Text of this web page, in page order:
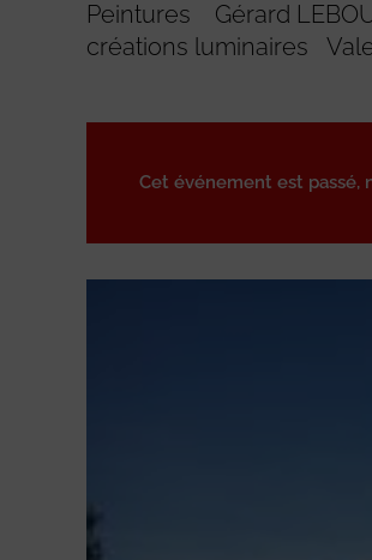
Peintures Gérard
créations luminaires
Cet événement est passé,